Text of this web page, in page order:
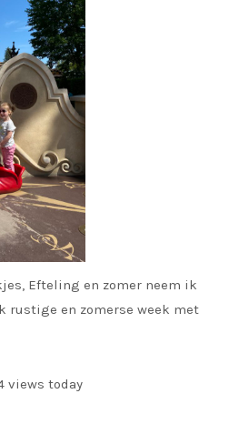
Efteling en zomer neem ik
rustige en zomerse week met
views today